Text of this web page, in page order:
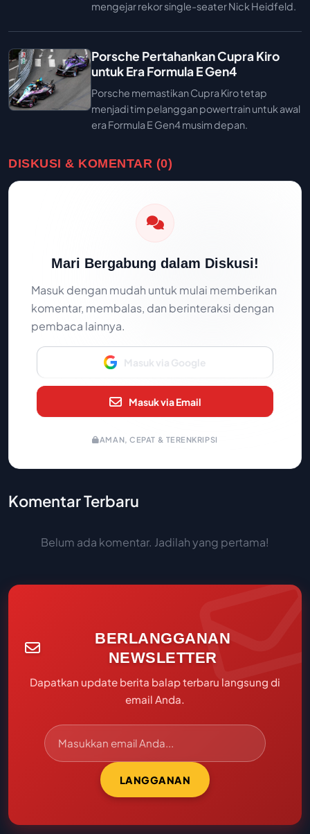
mengejar rekor single-seater Nick Heidfeld.
Porsche Pertahankan Cupra Kiro
untuk Era Formula E Gen4
Porsche memastikan Cupra Kiro tetap
menjadi tim pelanggan powertrain untuk awal
era Formula E Gen4 musim depan.
DISKUSI & KOMENTAR (0)
Mari Bergabung dalam Diskusi!
Masuk dengan mudah untuk mulai memberikan
komentar, membalas, dan berinteraksi dengan
pembaca lainnya.
Masuk via Google
Masuk via Email
AMAN, CEPAT & TERENKRIPSI
Komentar Terbaru
Belum ada komentar. Jadilah yang pertama!
BERLANGGANAN
NEWSLETTER
Dapatkan update berita balap terbaru langsung di
email Anda.
LANGGANAN